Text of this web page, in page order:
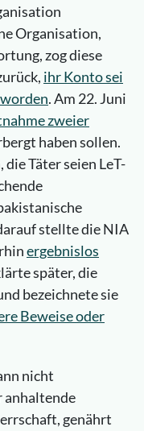
Organisation,
zog diese
ihr Konto sei
. Am 22. Juni
zweier
haben sollen.
Täter seien LeT-
stellte die NIA
ergebnislos
später, die
bezeichnete sie
Beweise oder
nicht
anhaltende
genährt